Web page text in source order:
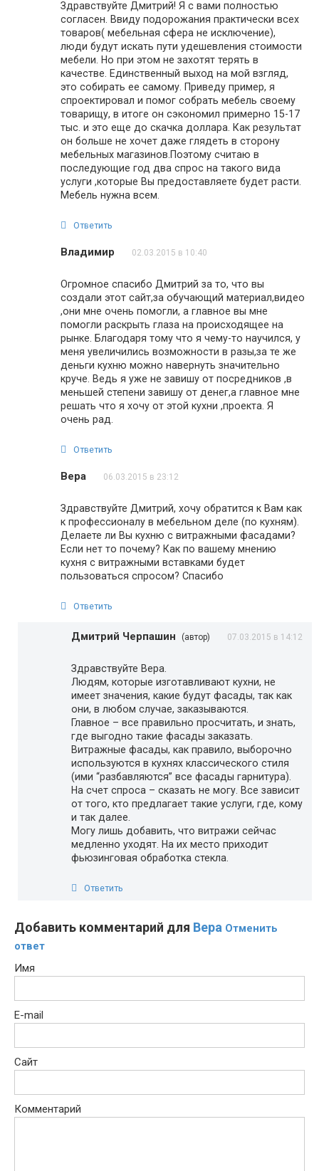
Здравствуйте Дмитрий! Я с вами полностью
согласен. Ввиду подорожания практически всех
товаров( мебельная сфера не исключение),
люди будут искать пути удешевления стоимости
мебели. Но при этом не захотят терять в
качестве. Единственный выход на мой взгляд,
это собирать ее самому. Приведу пример, я
спроектировал и помог собрать мебель своему
товарищу, в итоге он сэкономил примерно 15-17
тыс. и это еще до скачка доллара. Как результат
он больше не хочет даже глядеть в сторону
мебельных магазинов.Поэтому считаю в
последующие год два спрос на такого вида
услуги ,которые Вы предоставляете будет расти.
Мебель нужна всем.
Ответить
Владимир 02.03.2015 в 10:40
Огромное спасибо Дмитрий за то, что вы
создали этот сайт,за обучающий материал,видео
,они мне очень помогли, а главное вы мне
помогли раскрыть глаза на происходящее на
рынке. Благодаря тому что я чему-то научился, у
меня увеличились возможности в разы,за те же
деньги кухню можно навернуть значительно
круче. Ведь я уже не завишу от посредников ,в
меньшей степени завишу от денег,а главное мне
решать что я хочу от этой кухни ,проекта. Я
очень рад.
Ответить
Вера 06.03.2015 в 23:12
Здравствуйте Дмитрий, хочу обратится к Вам как
к профессионалу в мебельном деле (по кухням).
Делаете ли Вы кухню с витражными фасадами?
Если нет то почему? Как по вашему мнению
кухня с витражными вставками будет
пользоваться спросом? Спасибо
Ответить
Дмитрий Черпашин (автор) 07.03.2015 в 14:12
Здравствуйте Вера.
Людям, которые изготавливают кухни, не
имеет значения, какие будут фасады, так как
они, в любом случае, заказываются.
Главное – все правильно просчитать, и знать,
где выгодно такие фасады заказать.
Витражные фасады, как правило, выборочно
используются в кухнях классического стиля
(ими “разбавляются” все фасады гарнитура).
На счет спроса – сказать не могу. Все зависит
от того, кто предлагает такие услуги, где, кому
и так далее.
Могу лишь добавить, что витражи сейчас
медленно уходят. На их место приходит
фьюзинговая обработка стекла.
Ответить
Добавить комментарий для Вера Отменить
ответ
Имя
E-mail
Сайт
Комментарий